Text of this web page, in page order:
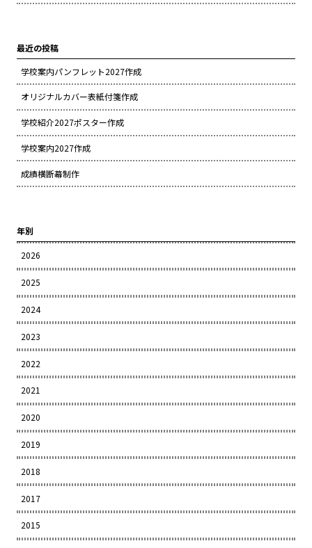
最近の投稿
学校案内パンフレット2027作成
オリジナルカバー表紙付箋作成
学校紹介2027ポスター作成
学校案内2027作成
成績横断幕制作
年別
2026
2025
2024
2023
2022
2021
2020
2019
2018
2017
2015